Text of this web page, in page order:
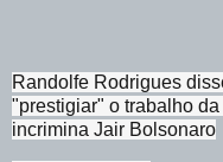
Randolfe Rodrigues
"prestigiar" o trabalho
incrimina Jair Bolsonaro